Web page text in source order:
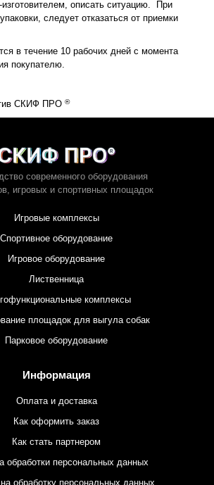
изготовителем, описать ситуацию. При
следует отказаться от приемки
в течение 10 рабочих дней с момента
покупателю.
СКИФ ПРО ®
современного оборудования
игровых и спортивных площадок
Игровые комплексы
Спортивное оборудование
Игровое оборудование
Лиственница
комплексы
площадок для выгула собак
Парковое оборудование
Информация
Оплата и доставка
Как оформить заказ
Как стать партнером
обработки персональных данных
обработку персональных данных